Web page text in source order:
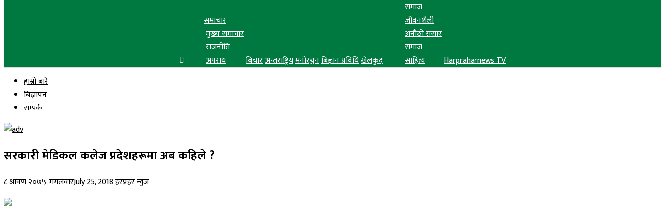
समाचार
मुख्य समाचार
राजनीति
अपराध
बिचारअन्तराष्ट्रियमनोरञ्जनबिज्ञान प्रविधिखेलकुद
समाज
जीवनशैली
अनौठो संसार
समाज
साहित्य
Harpraharnews TV
हाम्रो बारे
बिज्ञापन
सम्पर्क
सरकारी मेडिकल कलेज प्रदेशहरूमा अब कहिले ?
८ श्रावण २०७५, मंगलवारJuly 25, 2018हरप्रहर न्युज